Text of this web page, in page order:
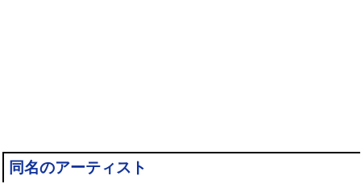
同名のアーティスト